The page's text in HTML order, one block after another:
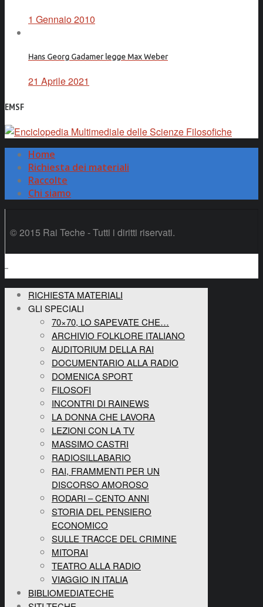
1 Gennaio 2010
Hans Georg Gadamer legge Max Weber
21 Aprile 2021
EMSF
Home
Richiesta dei materiali
Raccolte
Chi siamo
© 2015 Rai Teche - Tutti i diritti riservati.
RICHIESTA MATERIALI
GLI SPECIALI
70×70, LO SAPEVATE CHE…
ARCHIVIO FOLKLORE ITALIANO
AUDITORIUM DELLA RAI
DOCUMENTARIO ALLA RADIO
DOMENICA SPORT
FILOSOFI
INCONTRI DI RAINEWS
LA DONNA CHE LAVORA
LEZIONI CON LA TV
MASSIMO CASTRI
RADIOSILLABARIO
RAI, FRAMMENTI PER UN
DISCORSO AMOROSO
RODARI – CENTO ANNI
STORIA DEL PENSIERO
ECONOMICO
SULLE TRACCE DEL CRIMINE
MITORAI
TEATRO ALLA RADIO
VIAGGIO IN ITALIA
BIBLIOMEDIATECHE